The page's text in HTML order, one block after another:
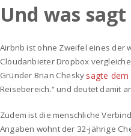
Und was
Airbnb ist ohne Zweifel eines der
Cloudanbieter Dropbox
Gründer Brian Chesky sagte dem
Reisebereich.“ und deutet damit
Zudem ist die menschliche
Angaben wohnt der 32-jährige